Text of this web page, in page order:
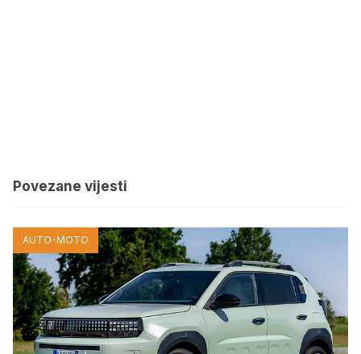
Povezane vijesti
AUTO-MOTO